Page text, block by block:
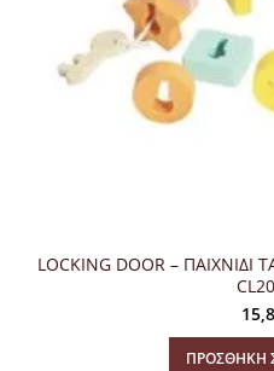
LOCKING DOOR – ΠΑΙΧΝΙΔΙ
ΠΡΟΣΘΉΚΗ